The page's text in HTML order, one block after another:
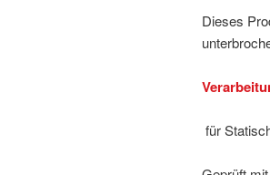
Dieses
für